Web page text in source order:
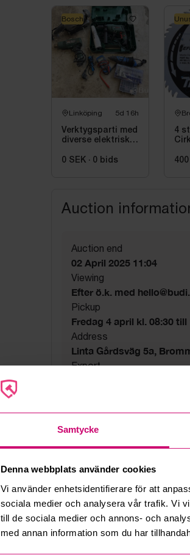
Samtycke
Denna webbplats använder cookies
Vi använder enhetsidentifierare för att
sociala medier och analysera vår trafik. Vi
till de sociala medier och annons- och
med annan information som du har
Linköping 5d 16h
Verktygsparti med
diverse elektriska
Bosch
0 SEK · 0 bids
Bosch
4
Auction
Auction end
02 April 2025 11:04
Viewing
Efter ö.k. med
Pickup
Fredag 4 april kl. 08:30 till
Address
Linta Gårdsväg 5a,
Export
Seller
Company